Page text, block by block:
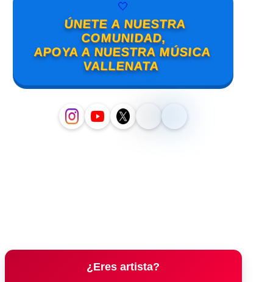
🤍
ÚNETE A NUESTRA
COMUNIDAD,
APOYA A NUESTRA MÚSICA
VALLENATA
¿Eres artista?